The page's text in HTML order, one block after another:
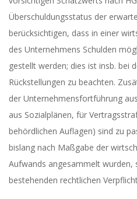
Überschuldungsstatus der
berücksichtigen, dass in einer
des Unternehmens Schulden
gestellt werden; dies ist insb. bei
Rückstellungen zu beachten.
der Unternehmensfortführung
aus Sozialplänen, für
behördlichen Auflagen) sind zu
bislang nach Maßgabe der
Aufwands angesammelt
bestehenden rechtlichen